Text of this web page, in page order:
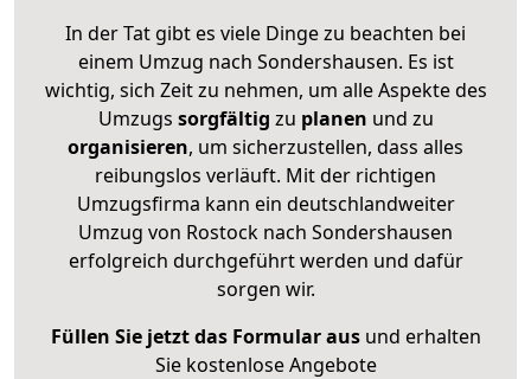
In der Tat gibt es viele Dinge zu beachten bei
einem Umzug nach Sondershausen. Es ist
wichtig, sich Zeit zu nehmen, um alle Aspekte des
Umzugs sorgfältig zu planen und zu
organisieren, um sicherzustellen, dass alles
reibungslos verläuft. Mit der richtigen
Umzugsfirma kann ein deutschlandweiter
Umzug von Rostock nach Sondershausen
erfolgreich durchgeführt werden und dafür
sorgen wir.
Füllen Sie jetzt das Formular ausund erhalten
Sie kostenlose Angebote